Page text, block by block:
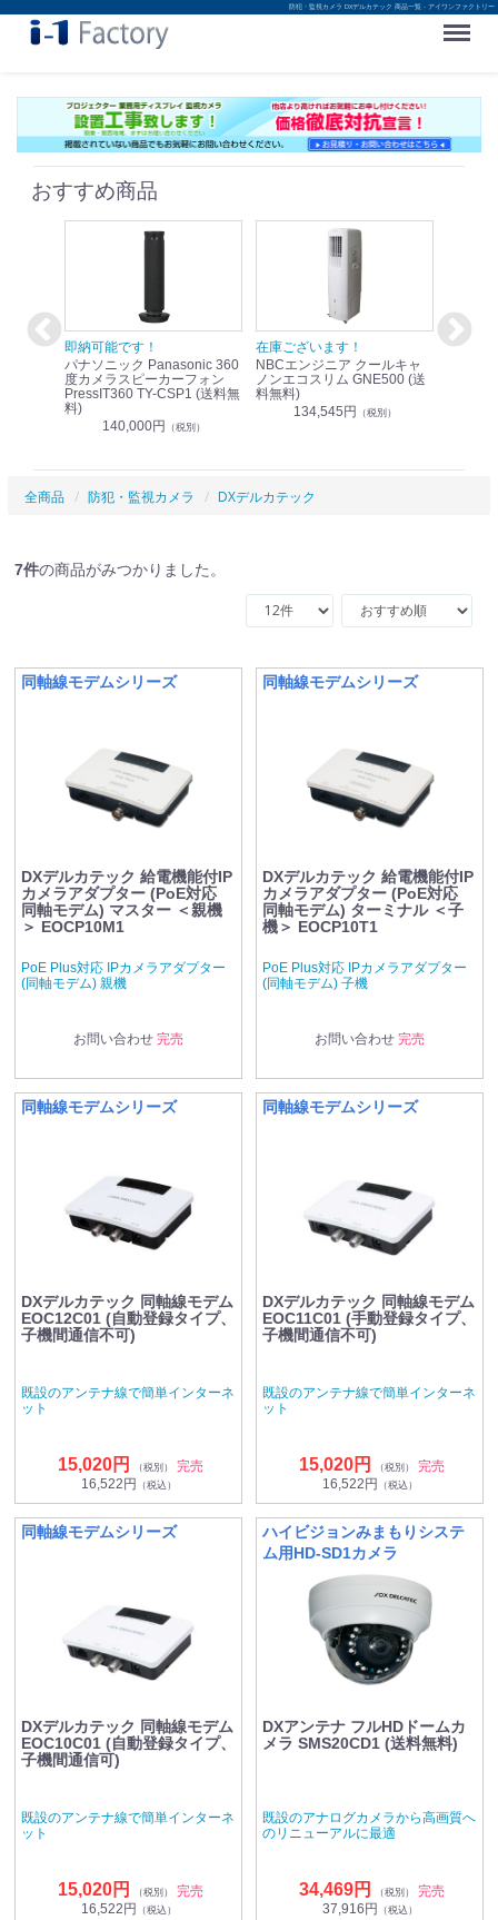
防犯・監視カメラ DXデルカテック 商品一覧 - アイワンファクトリー
Menu
おすすめ商品
即納可能です！
パナソニック Panasonic 360
度カメラスピーカーフォン
PressIT360 TY-CSP1 (送料無
料)
140,000円 （税別）
在庫ございます！
NBCエンジニア クールキャ
ノンエコスリム GNE500 (送
料無料)
134,545円 （税別）
即納可
全商品 防犯・監視カメラ DXデルカテック
7件の商品がみつかりました。
同軸線モデムシリーズ
DXデルカテック 給電機能付IP
カメラアダプター (PoE対応
同軸モデム) マスター ＜親機
＞ EOCP10M1
PoE Plus対応 IPカメラアダプター
(同軸モデム) 親機
お問い合わせ 完売
同軸線モデムシリーズ
DXデルカテック 給電機能付IP
カメラアダプター (PoE対応
同軸モデム) ターミナル ＜子
機＞ EOCP10T1
PoE Plus対応 IPカメラアダプター
(同軸モデム) 子機
お問い合わせ 完売
同軸線モデムシリーズ
DXデルカテック 同軸線モデム
EOC12C01 (自動登録タイプ、
子機間通信不可)
既設のアンテナ線で簡単インターネ
ット
15,020円 （税別）
完売
16,522円 （税込）
同軸線モデムシリーズ
DXデルカテック 同軸線モデム
EOC11C01 (手動登録タイプ、
子機間通信不可)
既設のアンテナ線で簡単インターネ
ット
15,020円 （税別）
完売
16,522円 （税込）
同軸線モデムシリーズ
DXデルカテック 同軸線モデム
EOC10C01 (自動登録タイプ、
子機間通信可)
既設のアンテナ線で簡単インターネ
ット
15,020円 （税別）
完売
16,522円 （税込）
ハイビジョンみまもりシステ
ム用HD-SD1カメラ
DXアンテナ フルHDドームカ
メラ SMS20CD1 (送料無料)
既設のアナログカメラから高画質へ
のリニューアルに最適
34,469円 （税別）
完売
37,916円 （税込）